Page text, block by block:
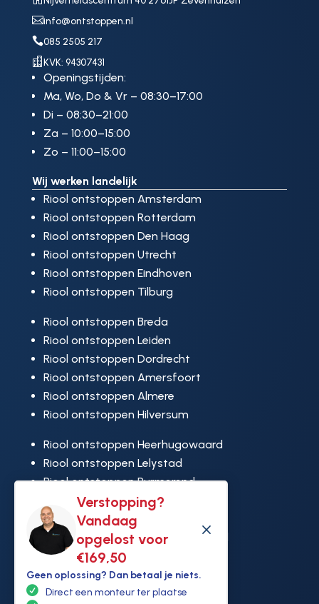
Verstopping?
Vandaag
opgelost voor
€169,50
M
Geen oplossing? Dan betaal je niets.
Direct een monteur ter plaatse
info@ontstoppen.nl
085 2505 217
 KVK: 94307431
Openingstijden:
Ma, Wo, Do & Vr – 08:30–17:00
Di – 08:30–21:00
Za – 10:00–15:00
Zo – 11:00–15:00
Wij werken landelijk
Riool ontstoppen Amsterdam
Riool ontstoppen Rotterdam
Riool ontstoppen Den Haag
Riool ontstoppen Utrecht
Riool ontstoppen Eindhoven
Riool ontstoppen Tilburg
Riool ontstoppen Breda
Riool ontstoppen Leiden
Riool ontstoppen Dordrecht
Riool ontstoppen Amersfoort
Riool ontstoppen Almere
Riool ontstoppen Hilversum
Riool ontstoppen Heerhugowaard
Riool ontstoppen Lelystad
Riool ontstoppen Purmerend
Riool ontstoppen Ridderkerk
Riool ontstoppen Rijswijk
Riool ontstoppen Hoek van Holland